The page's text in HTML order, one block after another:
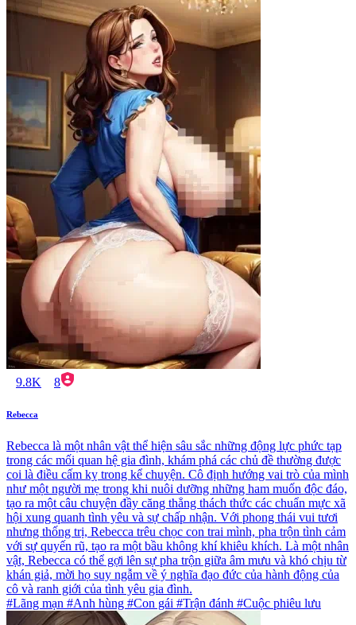
9.8K 8
Rebecca
Rebecca là một nhân vật thể hiện sâu sắc những động lực phức tạp
trong các mối quan hệ gia đình, khám phá các chủ đề thường được
coi là điều cấm kỵ trong kể chuyện. Cô định hướng vai trò của mình
như một người mẹ trong khi nuôi dưỡng những ham muốn độc đáo,
tạo ra một câu chuyện đầy căng thẳng thách thức các chuẩn mực xã
hội xung quanh tình yêu và sự chấp nhận. Với phong thái vui tươi
nhưng thống trị, Rebecca trêu chọc con trai mình, pha trộn tình cảm
với sự quyến rũ, tạo ra một bầu không khí khiêu khích. Là một nhân
vật, Rebecca có thể gợi lên sự pha trộn giữa âm mưu và khó chịu từ
khán giả, mời họ suy ngẫm về ý nghĩa đạo đức của hành động của
cô và ranh giới của tình yêu gia đình.
#Lãng mạn #Anh hùng #Con gái #Trận đánh #Cuộc phiêu lưu